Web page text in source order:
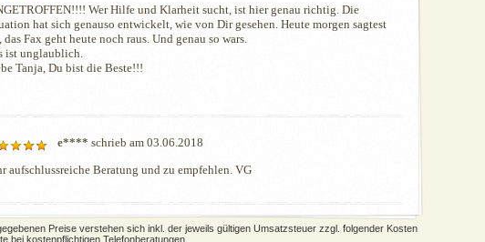
Wer Hilfe und Klarheit sucht, ist hier genau richtig. Die
hat sich genauso entwickelt, wie von Dir gesehen. Heute morgen sagtest
das Fax geht heute noch raus. Und genau so wars.
ist unglaublich.
Tanja, Du bist die Beste!!!
e**** schrieb am 03.06.2018
aufschlussreiche Beratung und zu empfehlen. VG
Preise verstehen sich inkl. der jeweils gültigen Umsatzsteuer zzgl. folgender Kosten
bei kostenpflichtigen Telefonberatungen.